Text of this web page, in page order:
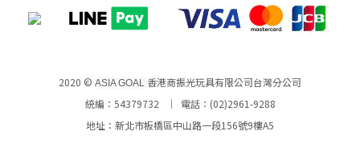
2020 © ASIA GOAL 香港商振光玩具有限公司台灣分公司
統編：54379732 ｜ 電話：(02)2961-9288
地址：新北市板橋區中山路一段156號9樓A5